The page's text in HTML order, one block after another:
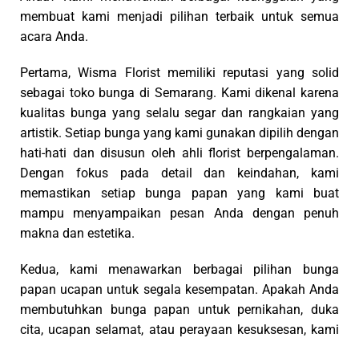
hati-hati dan disusun oleh ahli florist berpengalaman.
Dengan fokus pada detail dan keindahan, kami
mampu menyampaikan pesan Anda dengan penuh
makna dan estetika.
Kedua, kami menawarkan berbagai pilihan bunga
papan ucapan untuk segala kesempatan. Apakah Anda
membutuhkan bunga papan untuk pernikahan, duka
cita, ucapan selamat, atau perayaan kesuksesan, kami
memiliki desain yang sesuai untuk setiap momen.
Fleksibilitas ini memungkinkan Anda untuk menemukan
yang Anda rayakan.
Selain itu, kami mengutamakan kepuasan pelanggan
dalam setiap layanan kami. Tim toko bunga Semarang